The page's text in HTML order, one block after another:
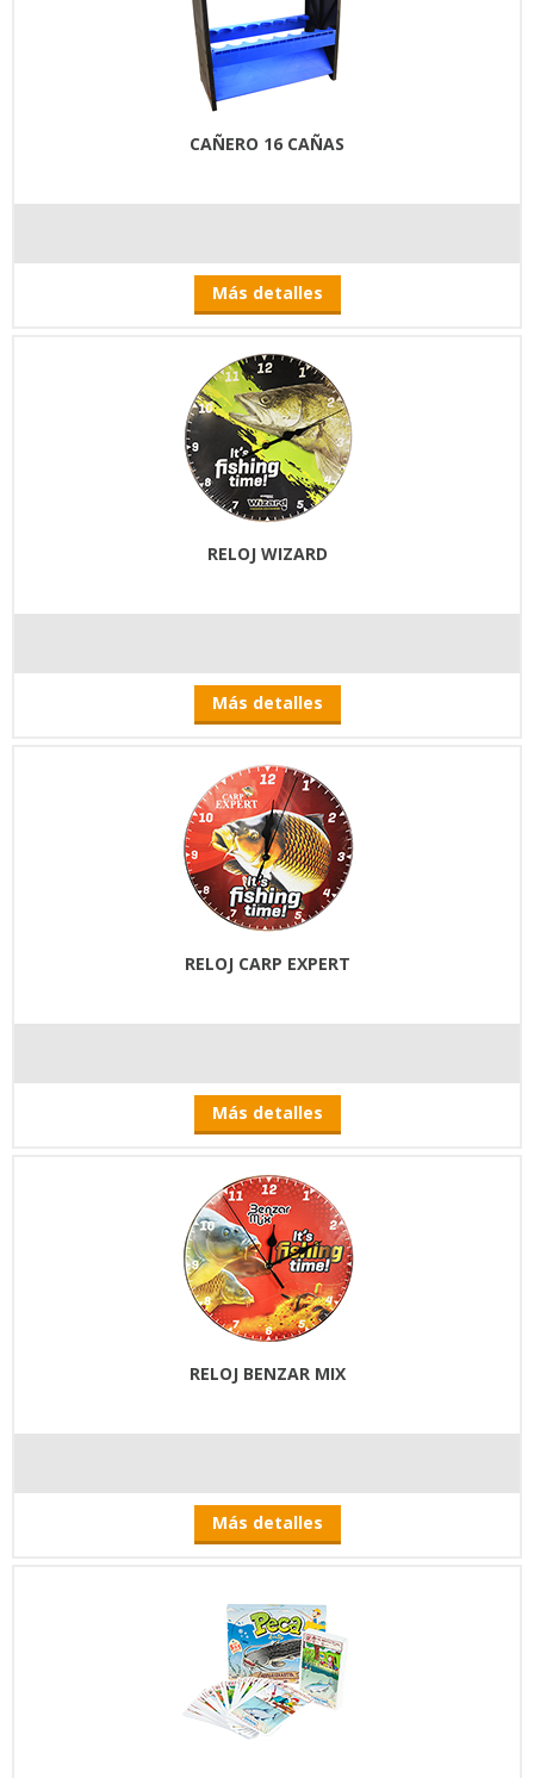
CAÑERO 16 CAÑAS
Más detalles
RELOJ WIZARD
Más detalles
RELOJ CARP EXPERT
Más detalles
RELOJ BENZAR MIX
Más detalles